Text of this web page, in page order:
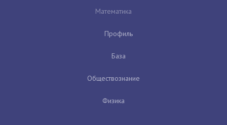
Математика
Профиль
База
Обществознание
Физика